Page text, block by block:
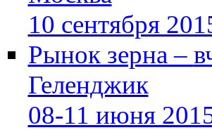
10 сентября
Рынок зерна –
Геленджик
08-11 июня